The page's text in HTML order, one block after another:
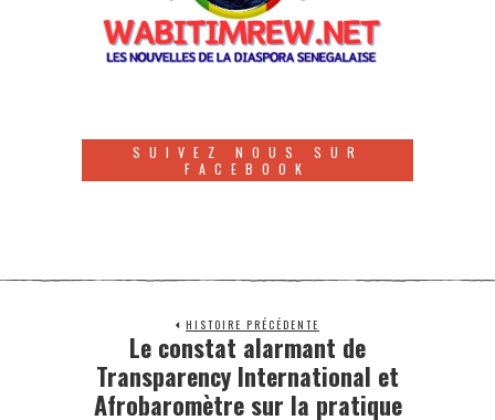
SUIVEZ NOUS SUR
FACEBOOK
HISTOIRE PRÉCÉDENTE
Le constat alarmant de
Transparency International et
Afrobaromètre sur la pratique